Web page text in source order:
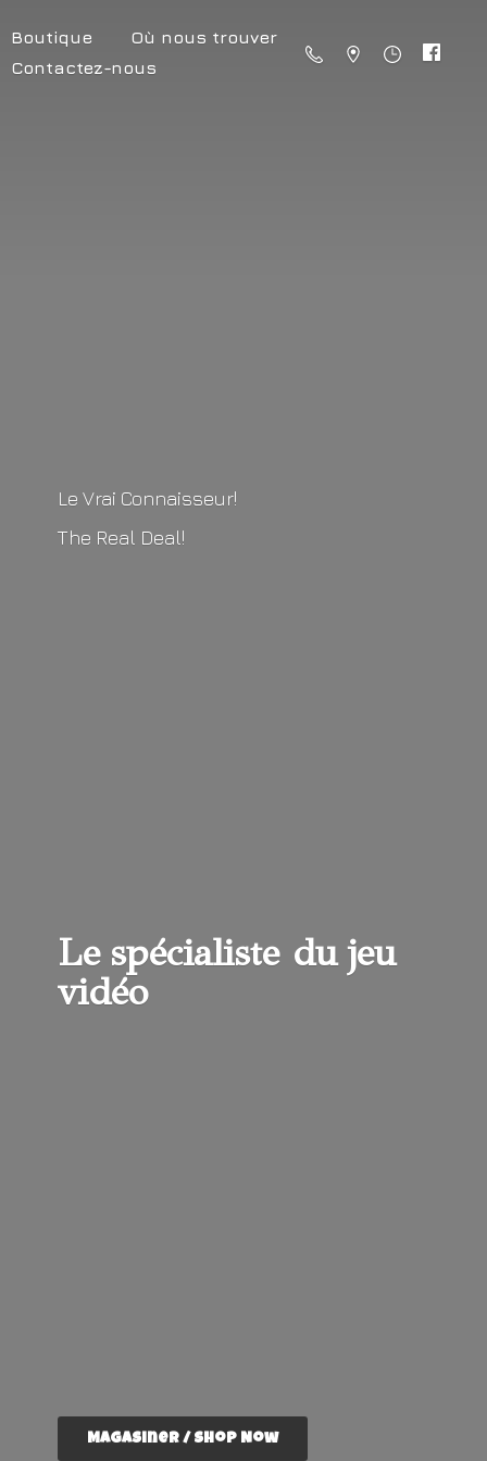
Boutique
Où nous trouver
Contactez-nous
Le spécialiste dujeu
vidéo
Le Vrai Connaisseur!
The Real Deal!
Magasiner / Shop Now